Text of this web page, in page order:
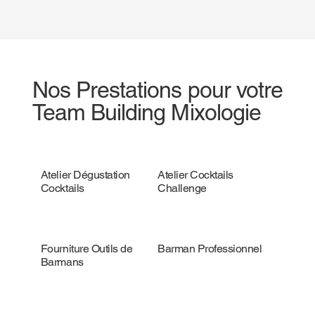
Nos Prestations pour votre
Team Building Mixologie
Atelier Dégustation
Cocktails
Atelier Cocktails
Challenge
Fourniture Outils de
Barmans
Barman Professionnel